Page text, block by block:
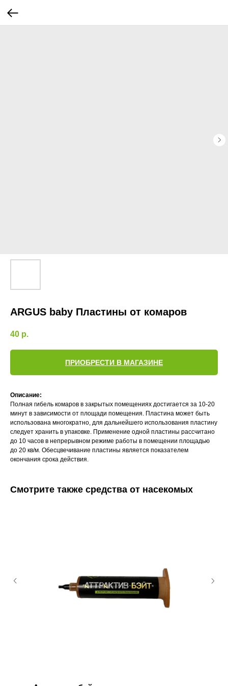
ARGUS baby Пластины от комаров
40 р.
ПРИОБРЕСТИ В МАГАЗИНЕ
Описание:
Полная гибель комаров в закрытых помещениях достигается за 10-20
минут в зависимости от площади помещения. Пластина может быть
использована многократно, для дальнейшего использования пластину
следует хранить в упаковке. Применение одной пластины рассчитано
до 10 часов в непрерывном режиме работы в помещении площадью
до 20 кв/м. Обесцвечивание пластины является показателем
окончания срока действия.
Смотрите также средства от насекомых